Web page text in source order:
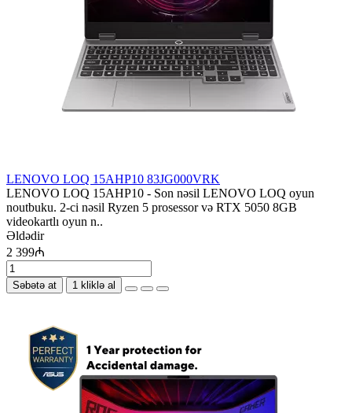
LENOVO LOQ 15AHP10 83JG000VRK
LENOVO LOQ 15AHP10 - Son nəsil LENOVO LOQ oyun
noutbuku. 2-ci nəsil Ryzen 5 prosessor və RTX 5050 8GB
videokartlı oyun n..
Əldədir
2 399₼
Səbətə at 1 kliklə al